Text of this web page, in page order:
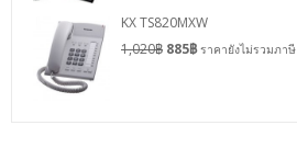
KX TS820MXW
1,020฿ 885฿ ราคายังไม่รวมภาษี